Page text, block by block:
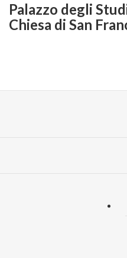
Palazzo degli
Chiesa di San